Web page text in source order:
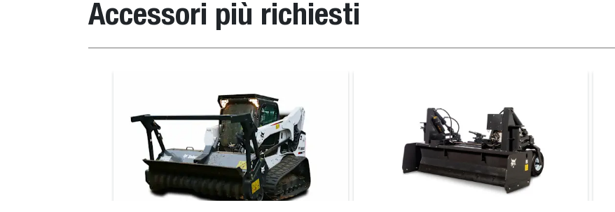
Descrizione Codice Pala compatta compatibile
7310678 T590E V, T66, T76, S450 V, S66, S630E iT4, S650B iT4, S76, S530B, S86, T86
Accessori più richiesti